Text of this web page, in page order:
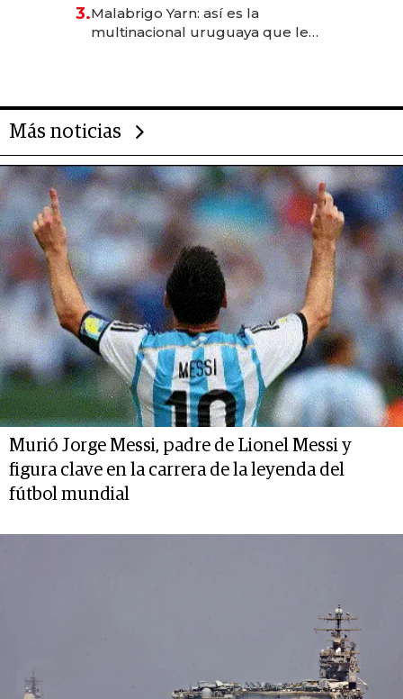
anticipación y prepara apertura
3.Malabrigo Yarn: así es la
multinacional uruguaya que le
Más noticias
Murió Jorge Messi, padre de Lionel Messi y
figura clave en la carrera de la leyenda del
fútbol mundial